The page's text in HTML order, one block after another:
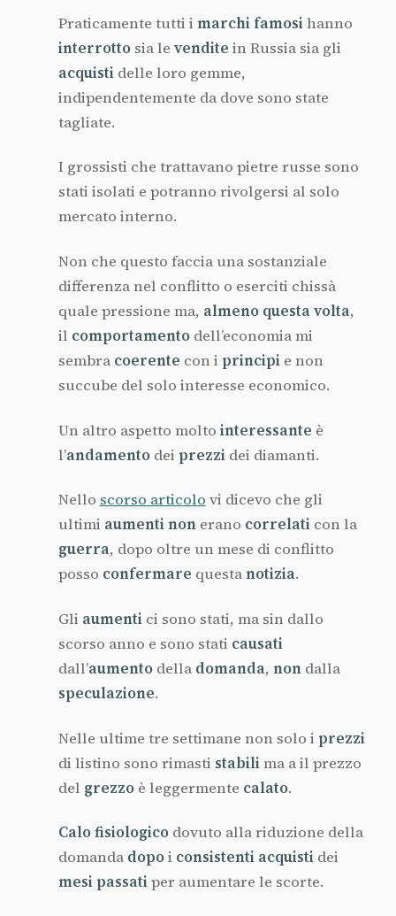
Praticamente tutti i marchi famosihanno
interrotto sia le vendite in Russia sia gli
acquisti delle loro gemme,
indipendentemente da dove sono state
tagliate.
I grossisti che trattavano pietre russe sono
stati isolati e potranno rivolgersi al solo
mercato interno.
Non che questo faccia una sostanziale
differenza nel conflitto o eserciti chissà
quale pressione ma, almeno questa volta,
il comportamento dell’economia mi
sembra coerente con i principi e non
succube del solo interesse economico.
Un altro aspetto molto interessante è
l’andamento dei prezzi dei diamanti.
Nello scorso articolo vi dicevo che gli
ultimi aumenti non erano correlati con la
guerra, dopo oltre un mese di conflitto
posso confermare questanotizia.
Gli aumenti ci sono stati, ma sin dallo
scorso anno e sono stati causati
dall’aumento della domanda, non dalla
speculazione.
Nelle ultime tre settimane non solo i prezzi
di listino sono rimasti stabilima a il prezzo
del grezzo è leggermente calato.
Calo fisiologico dovuto alla riduzione della
domanda dopoi consistenti acquisti dei
mesi passatiper aumentare le scorte.